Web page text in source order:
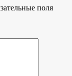
поля